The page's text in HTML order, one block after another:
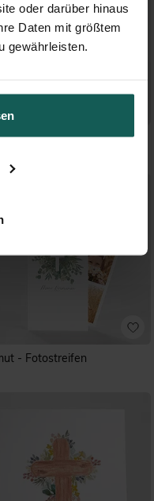
oder darüber hinaus
Daten mit größtem
gewährleisten.
- Origami
- Fotostreifen